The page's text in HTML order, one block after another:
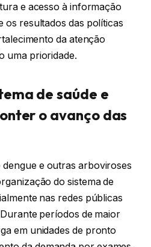
e acesso à informação
os resultados das políticas
da atenção
uma prioridade.
de saúde e
o avanço das
dengue e outras arboviroses
do sistema de
nas redes públicas
períodos de maior
em unidades de pronto